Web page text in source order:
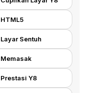
HTML5
Layar Sentuh
Memasak
Prestasi Y8